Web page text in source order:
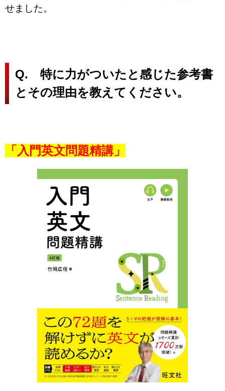
せました。
Q. 特に力がついたと感じた参考書
とその理由を教えてください。
「入門英文問題精講」